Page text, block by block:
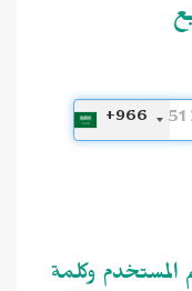
+966
وكلمة